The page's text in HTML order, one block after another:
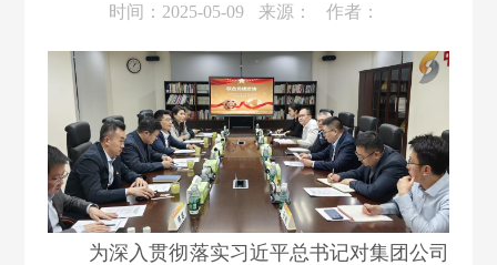
时间：2025-05-09 来源： 作者：
为深入贯彻落实习近平总书记对集团公司